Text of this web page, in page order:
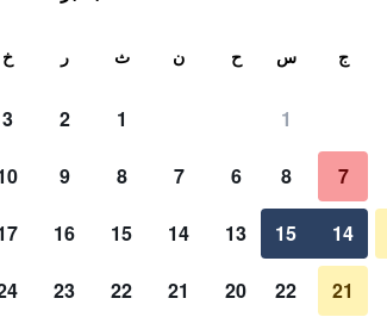
عرض الأسعار
ج س
1
7
8
14
15
21
22
ح ن ث ر خ
1
2
3
6
7
8
9
13
14
15
16
20
21
22
23